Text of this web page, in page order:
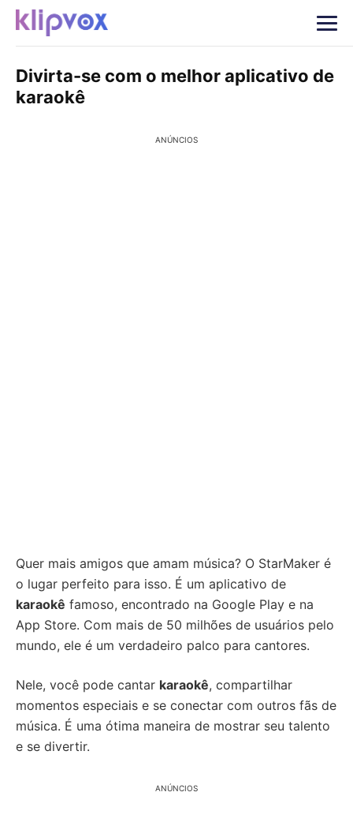
Divirta-se com o melhor aplicativo de
karaokê
ANÚNCIOS
Quer mais amigos que amam música? O StarMaker é
o lugar perfeito para isso. É um aplicativo de
karaokê famoso, encontrado na Google Play e na
App Store. Com mais de 50 milhões de usuários pelo
mundo, ele é um verdadeiro palco para cantores.
Nele, você pode cantar karaokê, compartilhar
momentos especiais e se conectar com outros fãs de
música. É uma ótima maneira de mostrar seu talento
e se divertir.
ANÚNCIOS